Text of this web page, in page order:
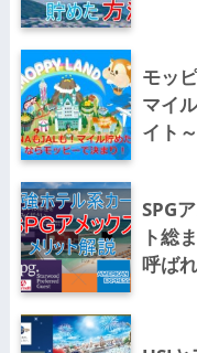
モッ
マイ
イト
SPG
ト総
呼ば